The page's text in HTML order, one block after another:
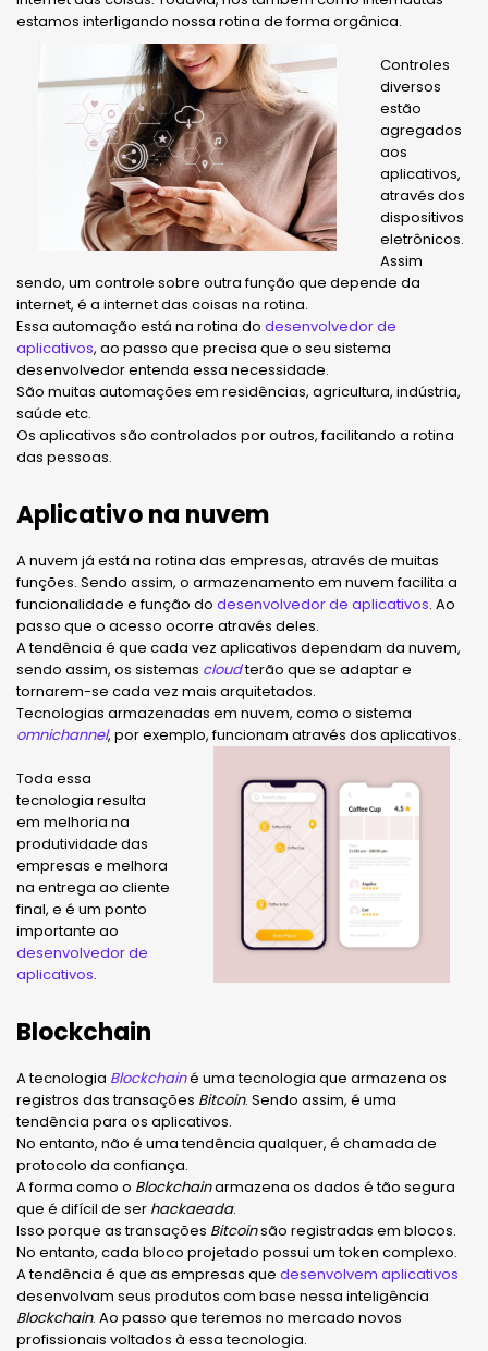
estamos interligando nossa rotina de forma orgânica.
Controles
diversos
estão
agregados
aos
aplicativos,
através dos
dispositivos
eletrônicos.
Assim
sendo, um controle sobre outra função que depende da
internet, é a internet das coisas na rotina.
Essa automação está na rotina do desenvolvedor de
aplicativos, ao passo que precisa que o seu sistema
desenvolvedor entenda essa necessidade.
São muitas automações em residências, agricultura, indústria,
saúde etc.
Os aplicativos são controlados por outros, facilitando a rotina
das pessoas.
Aplicativo na nuvem
A nuvem já está na rotina das empresas, através de muitas
funções. Sendo assim, o armazenamento em nuvem facilita a
funcionalidade e função do desenvolvedor de aplicativos. Ao
passo que o acesso ocorre através deles.
A tendência é que cada vez aplicativos dependam da nuvem,
sendo assim, os sistemas cloudterão que se adaptar e
tornarem-se cada vez mais arquitetados.
Tecnologias armazenadas em nuvem, como o sistema
omnichannel, por exemplo, funcionam através dos aplicativos.
Toda essa
tecnologia resulta
em melhoria na
produtividade das
empresas e melhora
na entrega ao cliente
final, e é um ponto
importante ao
desenvolvedor de
aplicativos.
Blockchain
A tecnologia Blockchainé uma tecnologia que armazena os
registros das transações Bitcoin. Sendo assim, é uma
tendência para os aplicativos.
No entanto, não é uma tendência qualquer, é chamada de
protocolo da confiança.
A forma como o Blockchainarmazena os dados é tão segura
que é difícil de ser hackaeada.
Isso porque as transações Bitcoinsão registradas em blocos.
No entanto, cada bloco projetado possui um token complexo.
A tendência é que as empresas que desenvolvem aplicativos
desenvolvam seus produtos com base nessa inteligência
Blockchain. Ao passo que teremos no mercado novos
profissionais voltados à essa tecnologia.